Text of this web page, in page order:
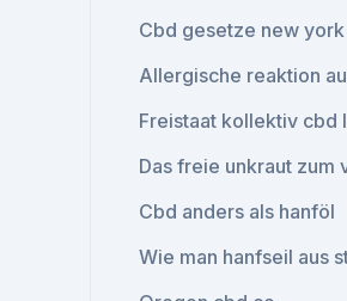
Cbd gesetze new york
Allergische reaktion
Freistaat kollektiv cbd
Das freie unkraut zum
Cbd anders als hanföl
Wie man hanfseil aus